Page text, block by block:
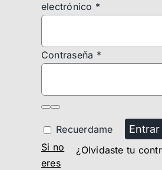
electrónico *
Contraseña *
Recuerdame Entrar
¿Olvidaste tu
Si no
eres